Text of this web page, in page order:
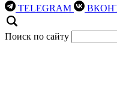
TELEGRAM
Поиск по сайту